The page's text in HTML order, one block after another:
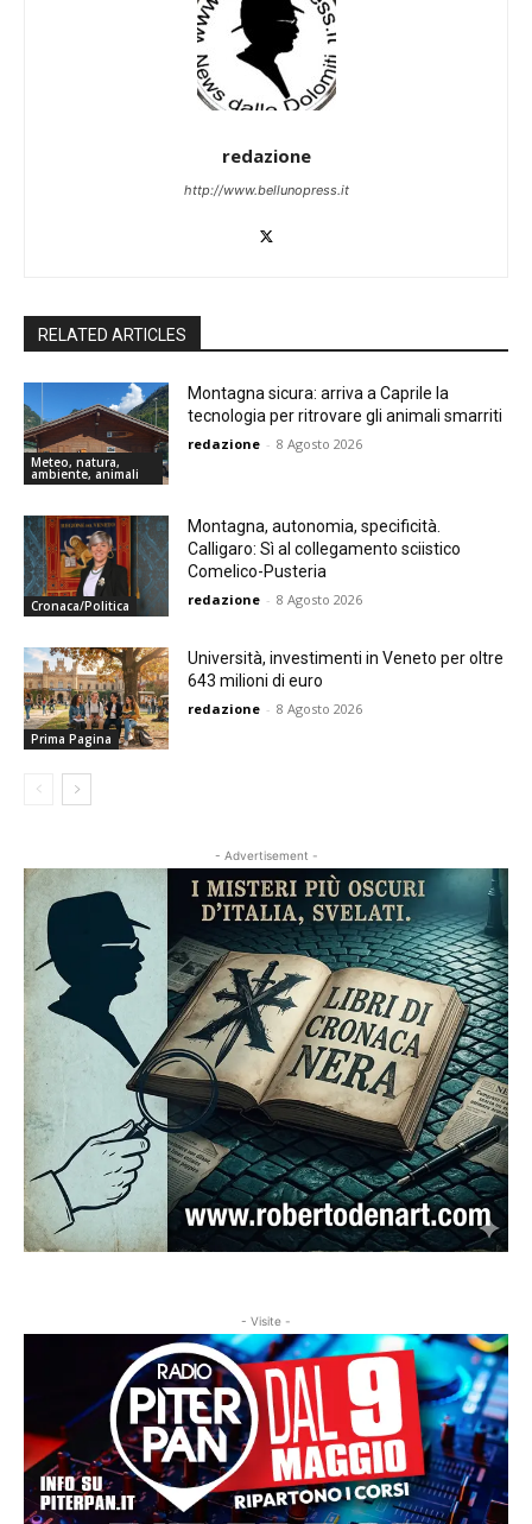
redazione
http://www.bellunopress.it
RELATED ARTICLES
Meteo, natura,
ambiente, animali
Montagna sicura: arriva a Caprile la
tecnologia per ritrovare gli animali smarriti
redazione - 8 Agosto 2026
Cronaca/Politica
Montagna, autonomia, specificità.
Calligaro: Sì al collegamento sciistico
Comelico-Pusteria
redazione - 8 Agosto 2026
Prima Pagina
Università, investimenti in Veneto per oltre
643 milioni di euro
redazione - 8 Agosto 2026
- Advertisement -
- Visite -